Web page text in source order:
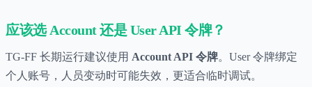
应该选 Account 还是 User API 令牌？
TG-FF 长期运行建议使用 Account API 令牌。User 令牌绑定
个人账号，人员变动时可能失效，更适合临时调试。